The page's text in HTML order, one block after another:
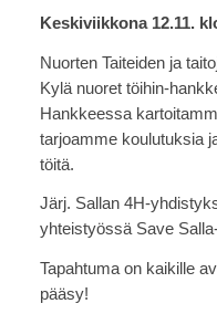
Keskiviikkona 12.11.
Nuorten Taiteiden ja
Kylä nuoret töihin-
Hankkeessa
tarjoamme koulutuksia
töitä.
Järj. Sallan 4H-
yhteistyössä Save
Tapahtuma on kaikille
pääsy!